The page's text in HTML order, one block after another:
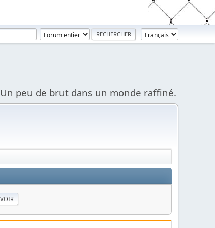
Un peu de brut dans un monde raffiné.